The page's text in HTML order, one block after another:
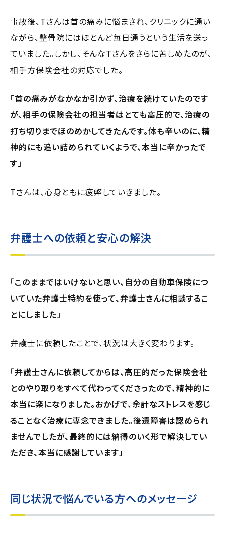
事故後、Tさんは首の痛みに悩まされ、クリニックに通い
ながら、整骨院にはほとんど毎日通うという生活を送っ
ていました。しかし、そんなTさんをさらに苦しめたのが、
相手方保険会社の対応でした。
「首の痛みがなかなか引かず、治療を続けていたのです
が、相手の保険会社の担当者はとても高圧的で、治療の
打ち切りまでほのめかしてきたんです。体も辛いのに、精
神的にも追い詰められていくようで、本当に辛かったで
す」
Tさんは、心身ともに疲弊していきました。
弁護士への依頼と安心の解決
「このままではいけないと思い、自分の自動車保険につ
いていた弁護士特約を使って、弁護士さんに相談するこ
とにしました」
弁護士に依頼したことで、状況は大きく変わります。
「弁護士さんに依頼してからは、高圧的だった保険会社
とのやり取りをすべて代わってくださったので、精神的に
本当に楽になりました。おかげで、余計なストレスを感じ
ることなく治療に専念できました。後遺障害は認められ
ませんでしたが、最終的には納得のいく形で解決してい
ただき、本当に感謝しています」
同じ状況で悩んでいる方へのメッセージ